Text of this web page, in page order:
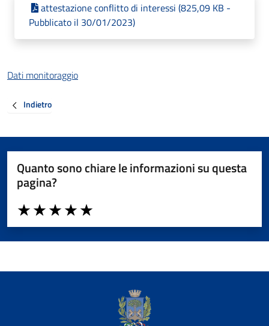
attestazione conflitto di interessi (825,09 KB -
Pubblicato il 30/01/2023)
Dati monitoraggio
Indietro
Quanto sono chiare le informazioni su questa
pagina?
Valuta da 1 a 5 stelle la pagina
Valuta 5 stelle su 5
Valuta 4 stelle su 5
Valuta 3 stelle su 5
Valuta 2 stelle su 5
Valuta 1 stelle su 5